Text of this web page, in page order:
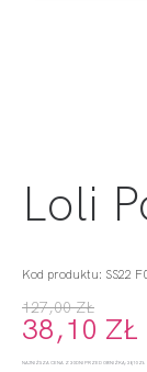
Loli
Kod produktu: SS22
127,00 ZŁ
38,10 ZŁ
NAJNIŻSZA CENA Z 30 DNI PRZED OBNIŻKĄ: 38,10 ZŁ